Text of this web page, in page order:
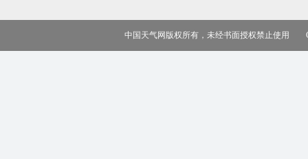
中国天气网版权所有，未经书面授权禁止使用